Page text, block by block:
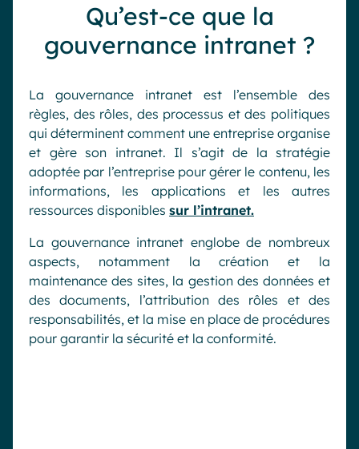
Qu’est-ce que la
gouvernance intranet ?
La gouvernance intranet est l’ensemble des
règles, des rôles, des processus et des politiques
qui déterminent comment une entreprise organise
et gère son intranet. Il s’agit de la stratégie
adoptée par l’entreprise pour gérer le contenu, les
informations, les applications et les autres
ressources disponibles sur l’intranet.
La gouvernance intranet englobe de nombreux
aspects, notamment la création et la
maintenance des sites, la gestion des données et
des documents, l’attribution des rôles et des
responsabilités, et la mise en place de procédures
pour garantir la sécurité et la conformité.